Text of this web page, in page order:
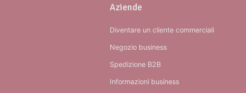
Aziende
Diventare un cliente commerciali
Negozio business
Spedizione B2B
Informazioni business